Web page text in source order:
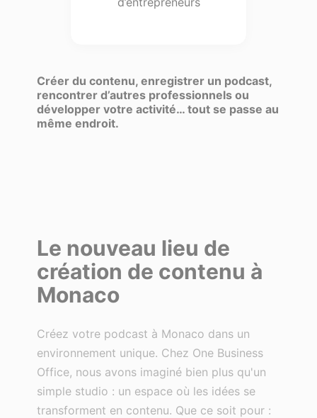
Créer du contenu, enregistrer un podcast,
rencontrer d’autres professionnels ou
développer votre activité… tout se passe au
même endroit.
Le nouveau lieu de
création de contenu à
Monaco
Créez votre podcast à Monaco dans un
environnement unique. Chez One Business
Office, nous avons imaginé bien plus qu'un
simple studio : un espace où les idées se
transforment en contenu. Que ce soit pour :